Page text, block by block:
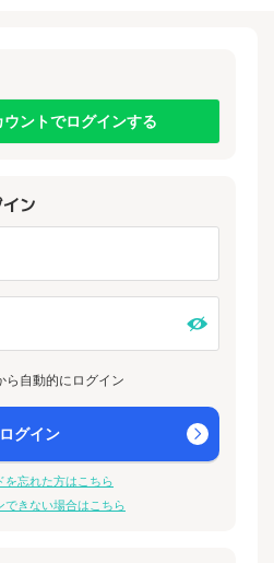
ウントでログインする
ン
ら自動的にログイン
ログイン
を忘れた方はこちら
できない場合はこちら